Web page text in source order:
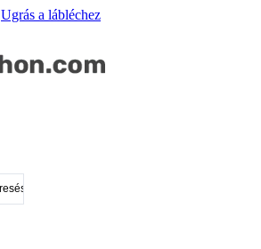
Ugrás a lábléchez